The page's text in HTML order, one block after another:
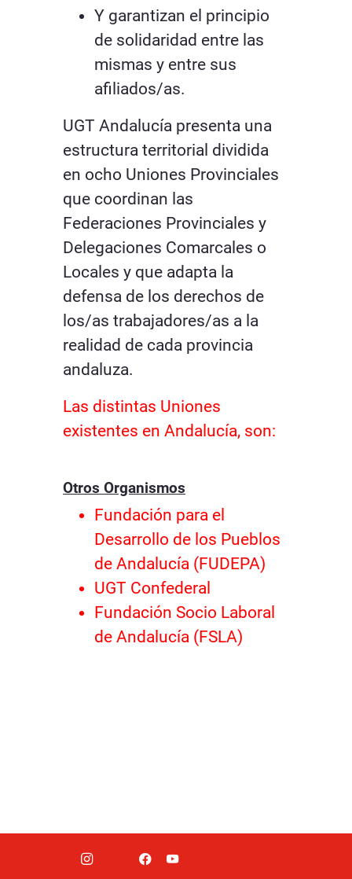
Y garantizan el principio
de solidaridad entre las
mismas y entre sus
afiliados/as.
UGT Andalucía presenta una
estructura territorial dividida
en ocho Uniones Provinciales
que coordinan las
Federaciones Provinciales y
Delegaciones Comarcales o
Locales y que adapta la
defensa de los derechos de
los/as trabajadores/as a la
realidad de cada provincia
andaluza.
Las distintas Uniones
existentes en Andalucía, son:
Otros Organismos
Fundación para el
Desarrollo de los Pueblos
de Andalucía (FUDEPA)
UGT Confederal
Fundación Socio Laboral
de Andalucía (FSLA)